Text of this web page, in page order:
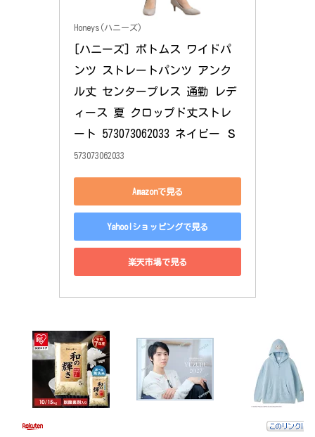
Honeys(ハニーズ)
[ハニーズ] ボトムス ワイドパ
ンツ ストレートパンツ アンク
ル丈 センタープレス 通勤 レデ
ィース 夏 クロップド丈ストレ
ート 573073062033 ネイビー Ｓ
573073062033
Amazonで見る
Yahoo!ショッピングで見る
楽天市場で見る